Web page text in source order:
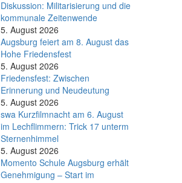
Diskussion: Mi­li­ta­ri­sie­rung und die
kommunale Zeitenwende
5. August 2026
Augsburg feiert am 8. August das
Hohe Friedensfest
5. August 2026
Friedensfest: Zwischen
Erinnerung und Neudeutung
5. August 2026
swa Kurz­film­nacht am 6. August
im Lech­flim­mern: Trick 17 unterm
Sternen­himmel
5. August 2026
Momento Schule Augsburg erhält
Genehmigung – Start im